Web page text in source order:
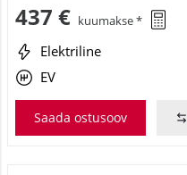
437 € kuumakse *
Elektriline
EV
Saada ostusoov